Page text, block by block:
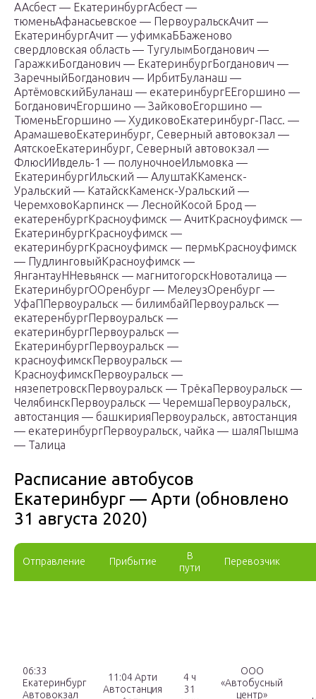
ААсбест — ЕкатеринбургАсбест —
тюменьАфанасьевское — ПервоуральскАчит —
ЕкатеринбургАчит — уфимкаББаженово
свердловская область — ТугулымБогданович —
ГаражкиБогданович — ЕкатеринбургБогданович —
ЗаречныйБогданович — ИрбитБуланаш —
АртёмовскийБуланаш — екатеринбургЕЕгоршино —
БогдановичЕгоршино — ЗайковоЕгоршино —
ТюменьЕгоршино — ХудиковоЕкатеринбург-Пасс. —
АрамашевоЕкатеринбург, Северный автовокзал —
АятскоеЕкатеринбург, Северный автовокзал —
ФлюсИИвдель-1 — полуночноеИльмовка —
ЕкатеринбургИльский — АлуштаККаменск-
Уральский — КатайскКаменск-Уральский —
ЧеремховоКарпинск — ЛеснойКосой Брод —
екатеренбургКрасноуфимск — АчитКрасноуфимск —
ЕкатеринбургКрасноуфимск —
екатеринбургКрасноуфимск — пермьКрасноуфимск
— ПудлинговыйКрасноуфимск —
ЯнгантауННевьянск — магнитогорскНовоталица —
ЕкатеринбургООренбург — МелеузОренбург —
УфаППервоуральск — билимбайПервоуральск —
екатеренбургПервоуральск —
екатеринбургПервоуральск —
ЕкатеринбургПервоуральск —
красноуфимскПервоуральск —
КрасноуфимскПервоуральск —
нязепетровскПервоуральск — ТрёкаПервоуральск —
ЧелябинскПервоуральск — ЧеремшаПервоуральск,
автостанция — башкирияПервоуральск, автостанция
— екатеринбургПервоуральск, чайка — шаляПышма
— Талица
Расписание автобусов
Екатеринбург — Арти (обновлено
31 августа 2020)
Отправление Прибытие
В
пути
Перевозчик
06:33
Екатеринбург
Автовокзал
11:04 Арти
Автостанция
4 ч
31
ООО
«Автобусный
центр»